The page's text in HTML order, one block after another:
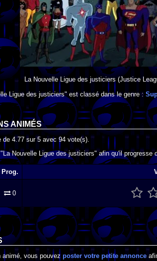
La Nouvelle Ligue des justiciers(Justice
Ligue des justiciers" est classé dans le genre :
ANIMÉS
de 4.77 sur5 avec 94 vote(s).
Nouvelle Ligue des justiciers" afin qu'il progresse
Prog.
0
vous pouvez poster votre petite annonce